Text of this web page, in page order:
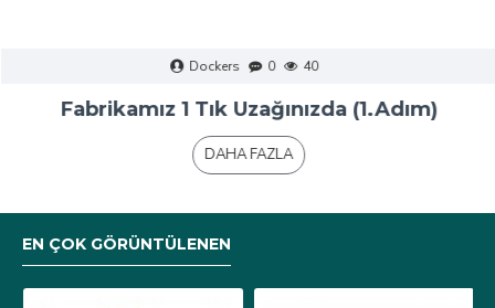
Dockers 0 40
Fabrikamız 1 Tık Uzağınızda (1.Adım)
DAHA FAZLA
EN ÇOK GÖRÜNTÜLENEN